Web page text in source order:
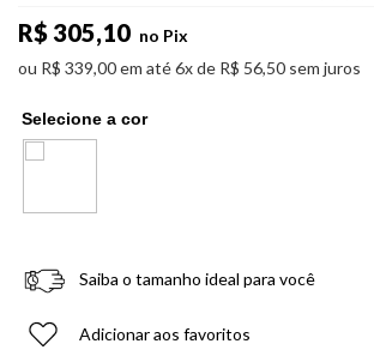
R$ 305,10 no Pix
ou R$ 339,00em até6x de R$ 56,50 sem juros
Saiba o tamanho ideal para você
Adicionar aos favoritos